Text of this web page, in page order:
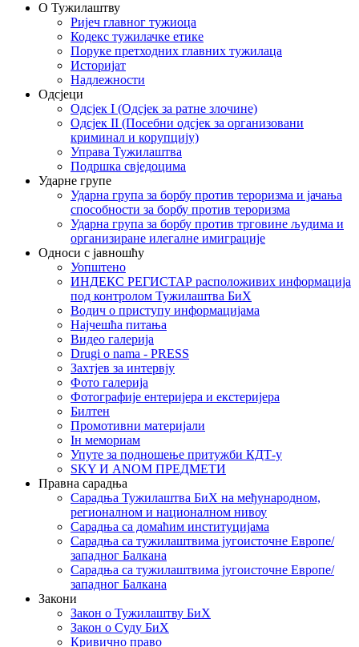
О Тужилаштву
Ријеч главног тужиоца
Кодекс тужилачке етике
Поруке претходних главних тужилаца
Историјат
Надлежности
Одсјеци
Одсјек I (Одсјек за ратне злочине)
Одсјек II (Посебни одсјек за организовани
криминал и корупцију)
Управа Тужилаштва
Подршка свједоцима
Ударне групе
Ударна група за борбу против тероризма и јачања
способности за борбу против тероризма
Ударна група за борбу против трговине људима и
организиране илегалне имиграције
Односи с јавношћу
Уопштено
ИНДЕКС РЕГИСТАР расположивих информација
под контролом Тужилаштва БиХ
Водич о приступу информацијама
Најчешћа питања
Видео галерија
Drugi o nama - PRESS
Захтјев за интервју
Фото галерија
Фотографије ентеријера и екстеријера
Билтен
Промотивни материјали
Iн мемориам
Упуте за подношење притужби КДТ-у
SKY И ANOM ПРЕДМЕТИ
Правна сарадња
Сарадња Тужилаштва БиХ на међународном,
регионалном и националном нивоу
Сарадња са домаћим институцијама
Сарадња са тужилаштвима југоисточне Европе/
западног Балкана
Сарадња са тужилаштвима југоисточне Европе/
западног Балкана
Закони
Закон о Тужилаштву БиХ
Закон о Суду БиХ
Кривично право